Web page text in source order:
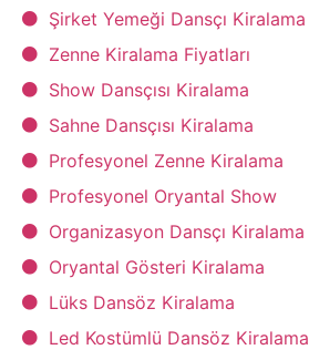
Şirket Yemeği Dansçı Kiralama
Zenne Kiralama Fiyatları
Show Dansçısı Kiralama
Sahne Dansçısı Kiralama
Profesyonel Zenne Kiralama
Profesyonel Oryantal Show
Organizasyon Dansçı Kiralama
Oryantal Gösteri Kiralama
Lüks Dansöz Kiralama
Led Kostümlü Dansöz Kiralama